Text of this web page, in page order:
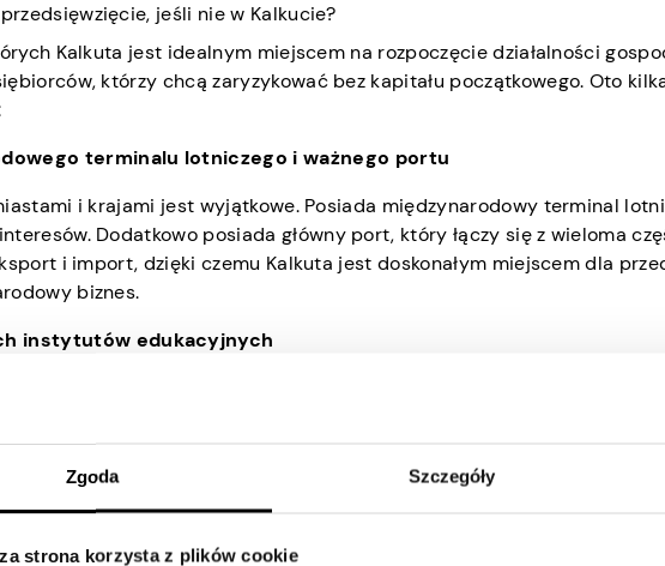
Zgoda Szczegóły
strona korzysta z plików cookie
jeśli nie w Kalkucie?
Kalkuta jest idealnym miejscem na rozpoczęcie działalności
którzy chcą zaryzykować bez kapitału początkowego. Oto
terminalu lotniczego i ważnego portu
i krajami jest wyjątkowe. Posiada międzynarodowy terminal
Dodatkowo posiada główny port, który łączy się z wieloma
i import, dzięki czemu Kalkuta jest doskonałym miejscem dla
biznes.
instytutów edukacyjnych
każdej korporacji, a Kalkuta oferuje szeroki wachlarz
pobliżu znajduje się kilka prestiżowych uniwersytetów i szkół
Będziesz mieć dostęp do gotowej i wykwalifikowanej siły roboczej do
wyborowi absolwentów i doktorantów możesz znaleźć odpowiednich
i obfitość zasobów